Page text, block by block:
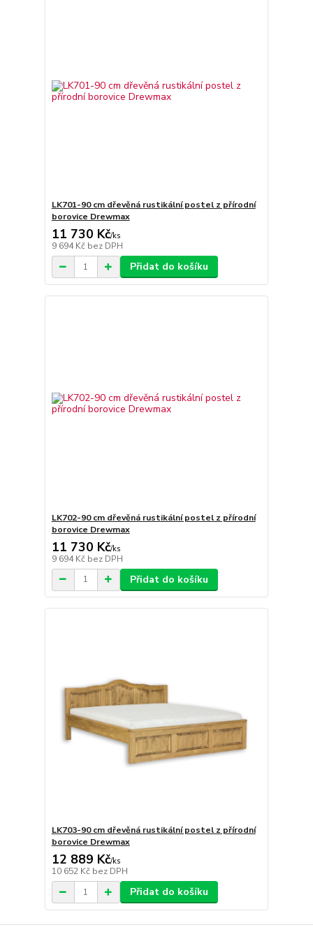
LK701-90 cm dřevěná rustikální postel z přírodní
borovice Drewmax
11 730 Kč/ks
9 694 Kč bez DPH
Přidat do košíku
LK702-90 cm dřevěná rustikální postel z přírodní
borovice Drewmax
11 730 Kč/ks
9 694 Kč bez DPH
Přidat do košíku
LK703-90 cm dřevěná rustikální postel z přírodní
borovice Drewmax
12 889 Kč/ks
10 652 Kč bez DPH
Přidat do košíku